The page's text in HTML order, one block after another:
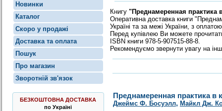
Новинки
Каталог
Скоро у продажі
Доставка та оплата
Пошук
Про магазин
Зворотній зв'язок
БЕЗКОШТОВНА ДОСТАВКА
по Україні
Книгу "Преднамеренная практика
Оперативна доставка книги
Україні та за межі України, з
Перед купівлею Ви можете
ISBN книги 978-5-907515-88-8.
Рекомендуємо звернути увагу на
Преднамеренная практика в
Джеймс Ф. Босуэлл, Майкл Дж.